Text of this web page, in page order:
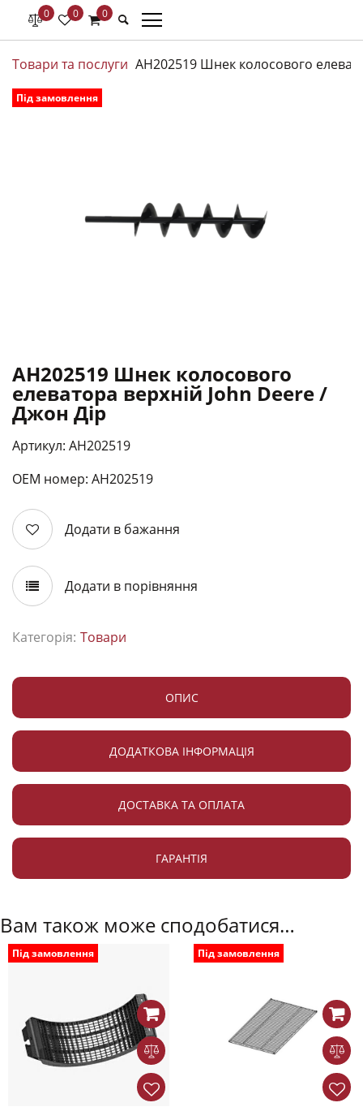
0 0 0
Товари та послуги AH202519 Шнек колосового
Під замовлення
AH202519 Шнек колосового
елеватора верхній John Deere /
Джон Дір
Артикул: AH202519
ОЕМ номер: АН202519
Додати в бажання
Додати в порівняння
Категорія: Товари
ОПИС
ДОДАТКОВА ІНФОРМАЦІЯ
ДОСТАВКА ТА ОПЛАТА
ГАРАНТІЯ
Вам також може сподобатися…
Під замовлення Під замовлення